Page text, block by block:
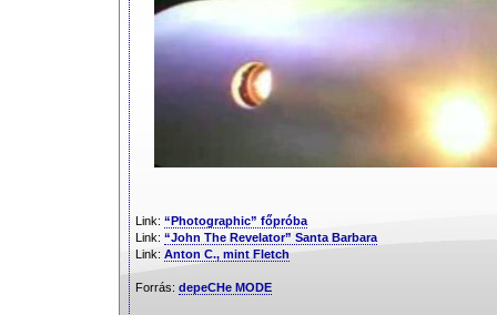
Link: “Photographic” főpróba
Link: “John The Revelator” Santa Barbara
Link: Anton C., mint Fletch
Forrás: depeCHe MODE